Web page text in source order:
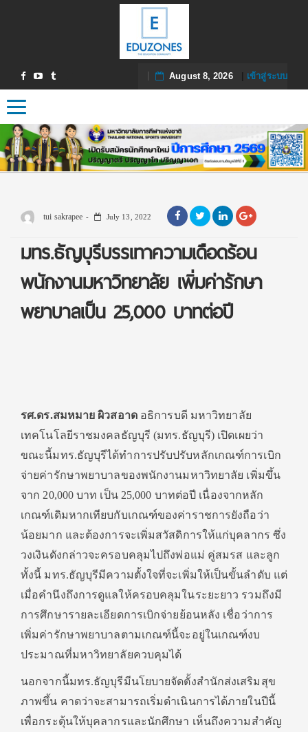
August 8, 2026| เข้าสู่ระบบ
Toggle navigation
tui sakrapee July 13, 2022
มทร.ธัญบุรีบรรเทาความเดือดร้อน
พนักงานมหาวิทยาลัย เพิ่มค่ารักษา
พยาบาลเป็น 25,000 บาทต่อปี
รศ.ดร.สมหมาย ผิวสอาดอธิการบดี มหาวิทยาลัย
เทคโนโลยีราชมงคลธัญบุรี (มทร.ธัญบุรี) เปิดเผยว่า
ขณะนี้มทร.ธัญบุรีได้ทำการปรับปรับหลักเกณฑ์การเบิก
จ่ายค่ารักษาพยาบาลของพนักงานมหาวิทยาลัย เพิ่มขึ้น
จาก 20,000 บาท เป็น 25,000 บาทต่อปี เนื่องจากหลัก
เกณฑ์เดิมหากเทียบกับเกณฑ์ของค่าราชการยังถือว่า
น้อยมาก และต้องการจะเพิ่มสวัสดิการให้แก่บุคลากร ซึ่ง
วงเงินดังกล่าวจะครอบคลุมไปถึงพ่อแม่ คู่สมรส และลูก
ทั้งนี้ มทร.ธัญบุรีมีความตั้งใจที่จะเพิ่มให้เป็นขั้นลำดับ แต่
เมื่อคำนึงถึงการดูแลให้ครอบคลุมในระยะยาว รวมถึงมี
การศึกษารายละเอียดการเบิกจ่ายย้อนหลัง เชื่อว่าการ
เพิ่มค่ารักษาพยาบาลตามเกณฑ์นี้จะอยู่ในเกณฑ์งบ
ประมาณที่มหาวิทยาลัยควบคุมได้
นอกจากนี้มทร.ธัญบุรีมีนโยบายจัดตั้งสำนักส่งเสริมสุข
ภาพขึ้น คาดว่าจะสามารถเริ่มดำเนินการได้ภายในปีนี้
เพื่อกระตุ้นให้บุคลากรและนักศึกษา เห็นถึงความสำคัญ